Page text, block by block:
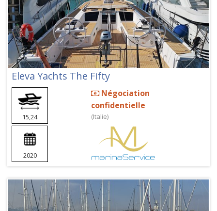
Eleva Yachts The Fifty
15,24
2020
Négociation
confidentielle
(Italie)